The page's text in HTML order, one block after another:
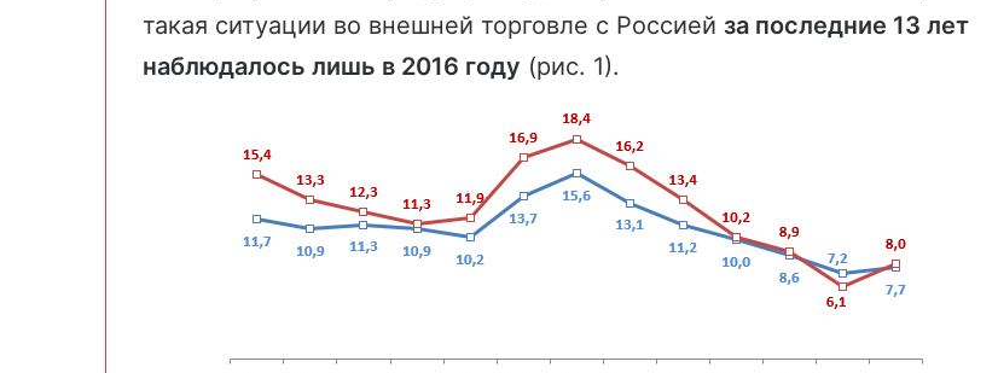
такая ситуации во внешней торговле с Россией за последние 13 лет
наблюдалось лишь в 2016 году (рис. 1).